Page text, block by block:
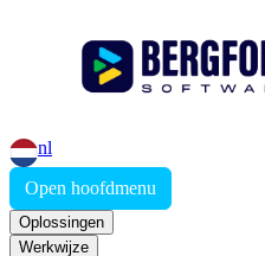
nl
Open hoofdmenu
Oplossingen
Werkwijze